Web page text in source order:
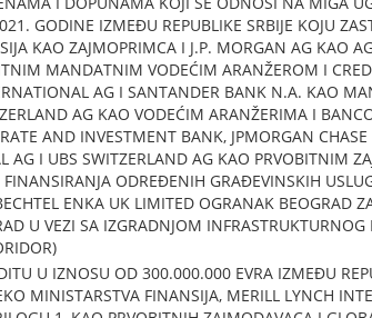
GODINE IZMEĐU REPUBLIKE SRBIJE KOJU
KAO ZAJMOPRIMCA I J.P. MORGAN AG KAO
MANDATNIM VODEĆIM ARANŽEROM I
AG I SANTANDER BANK N.A. KAO
AG KAO VODEĆIM ARANŽERIMA I
AND INVESTMENT BANK, JPMORGAN
AG I UBS SWITZERLAND AG KAO PRVOBITNIM
ODREĐENIH GRAĐEVINSKIH
ENKA UK LIMITED OGRANAK BEOGRAD
U VEZI SA IZGRADNJOM
U IZNOSU OD 300.000.000 EVRA IZMEĐU
MINISTARSTVA FINANSIJA, MERILL LYNCH